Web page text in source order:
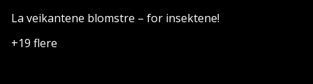
La veikantene blomstre – for insektene!
+19 flere